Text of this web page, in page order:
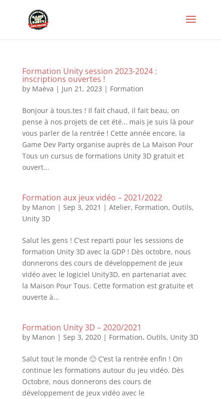
Formation Unity session 2023-2024 :
inscriptions ouvertes !
by Maëva | Jun 21, 2023 | Formation
Bonjour à tous.tes ! Il fait chaud, il fait beau, on
pense à nos projets de cet été… mais je suis là pour
vous parler de la rentrée ! Cette année encore, la
Game Dev Party organise auprès de La Maison Pour
Tous un cursus de formations Unity 3D gratuit et
ouvert...
Formation aux jeux vidéo – 2021/2022
by Manon | Sep 3, 2021 | Atelier, Formation, Outils,
Unity 3D
Salut les gens ! C’est reparti pour les sessions de
formation Unity 3D avec la GDP ! Dès octobre, nous
donnerons des cours de développement de jeux
vidéo avec le logiciel Unity3D, en partenariat avec
la Maison Pour Tous. Cette formation est gratuite et
ouverte à...
Formation Unity 3D – 2020/2021
by Manon | Sep 3, 2020| Formation, Outils, Unity 3D
Salut tout le monde 🙂 C’est la rentrée enfin ! On
continue les formations autour du jeu vidéo. Dès
Octobre, nous donnerons des cours de
développement de jeux vidéo avec le